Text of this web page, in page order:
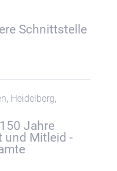
Schnittstelle
Heidelberg,
Jahre
und Mitleid -